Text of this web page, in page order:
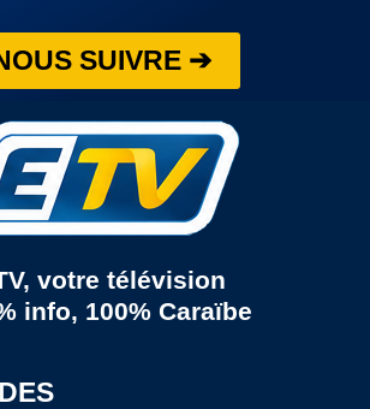
SUIVRE ➔
votre télévision
info, 100% Caraïbe